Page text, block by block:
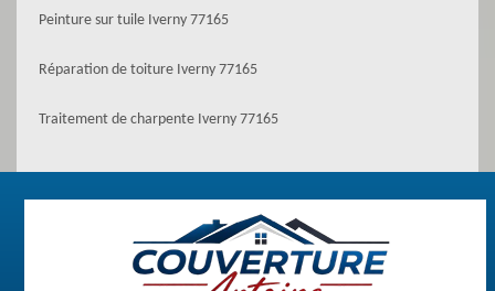
Peinture sur tuile Iverny 77165
Réparation de toiture Iverny 77165
Traitement de charpente Iverny 77165